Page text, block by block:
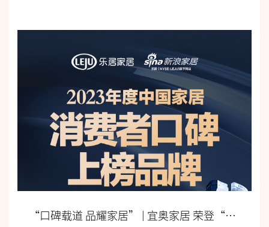
“口碑载道 品耀家居” | 宜奥家居 荣登“2023中国家居消费者口碑榜”